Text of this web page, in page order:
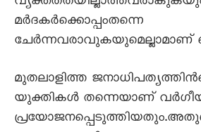
മര്‍ദകര്‍ക്കൊപ്പംതന്നെ
ചേര്‍ന്നവരാവുകയുമെല്ലാമാണ്
മുതലാളിത്ത
യുക്തികള്‍ തന്നെയാണ്